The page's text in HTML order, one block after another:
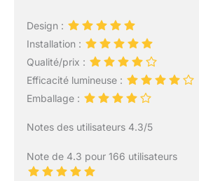
Design :
Installation :
Qualité/prix :
Efficacité lumineuse :
Emballage :
Notes des utilisateurs 4.3/5
Note de 4.3 pour 166 utilisateurs